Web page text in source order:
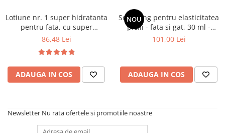
Lotiune nr. 1 super hidratanta
pentru fata, cu super
hyaluronic acid, 150 ml - Hada
86,48 Lei
ADAUGA IN COS
NOU
Ser lifting pentru elasticitatea
pielii - fata si gat, 30 ml -
Yoskine Zen Lift Collagen Pro
101,00 Lei
ADAUGA IN COS
Newsletter Nu rata ofertele si promotiile noastre